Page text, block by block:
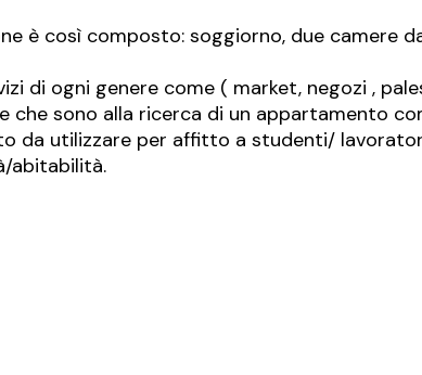
è così composto: soggiorno, due camere
di ogni genere come ( market, negozi ,
sono alla ricerca di un appartamento
da utilizzare per affitto a studenti/
abitabilità.